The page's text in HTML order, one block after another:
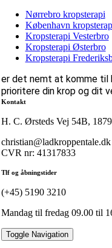
Nørrebro kropsterapi
København
Kropsterapi Vesterbro
Kropsterapi Østerbro
Kropsterapi
er det nemt at komme til
prioritere din krop og dit
Kontakt
H. C. Ørsteds Vej 54B,
christian@ladkroppentale.dk
CVR nr: 41317833
Tlf og åbningstider
(+45) 5190 3210
Mandag til fredag 09.00 til
Toggle Navigation